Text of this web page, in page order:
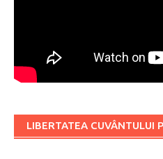
LIBERTATEA CUVÂNTULUI